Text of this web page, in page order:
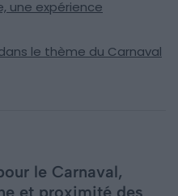
une expérience
le thème du Carnaval
le Carnaval,
et proximité des